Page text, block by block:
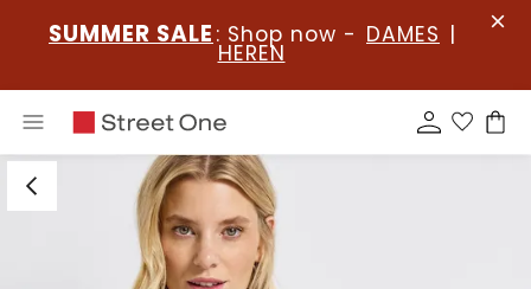
SUMMER SALE : Shop now - DAMES |
HEREN